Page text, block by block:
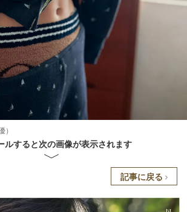
ルすると次の画像が表示されます
記事に戻る